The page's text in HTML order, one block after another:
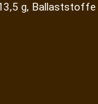
g, Ballaststoffe